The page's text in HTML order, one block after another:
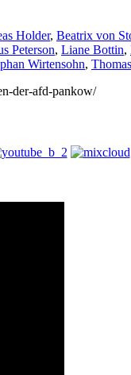
Holder, Beatrix von
Peterson, Liane Bottin,
Wirtensohn,
der-afd-pankow/